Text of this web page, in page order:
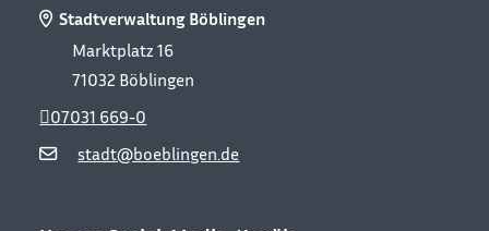
Stadtverwaltung Böblingen
Marktplatz 16
71032 Böblingen
stadt@boeblingen.de
07031 669-0